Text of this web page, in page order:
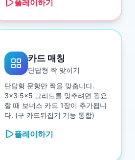
플레이하기
카드 매칭
단답형 짝 맞히기
단답형 문항만 짝을 맞춥니다.
3×3·5×5 그리드를 맞추려면 필요
할 때 보너스 카드 1장이 추가됩니
다. (구 카드뒤집기 기능 통합)
플레이하기